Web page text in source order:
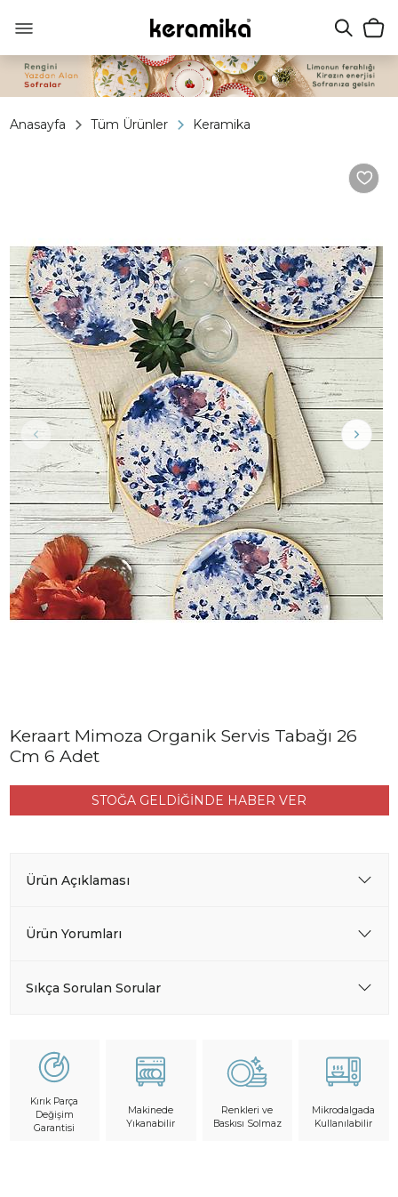
Anasayfa Tüm Ürünler Keramika
Keraart Mimoza Organik Servis Tabağı 26
Cm 6 Adet
STOĞA GELDİĞİNDE HABER VER
Ürün Açıklaması
Ürün Yorumları
Sıkça Sorulan Sorular
Kırık Parça
Değişim
Garantisi
Makinede
Yıkanabilir
Renkleri ve
Baskısı Solmaz
Mikrodalgada
Kullanılabilir